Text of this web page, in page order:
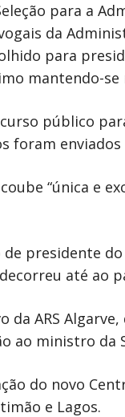
para a
da
para
mantendo-se
público
foram
“única e
presidente
até ao
da ARS
ao ministro da
do novo
e Lagos.